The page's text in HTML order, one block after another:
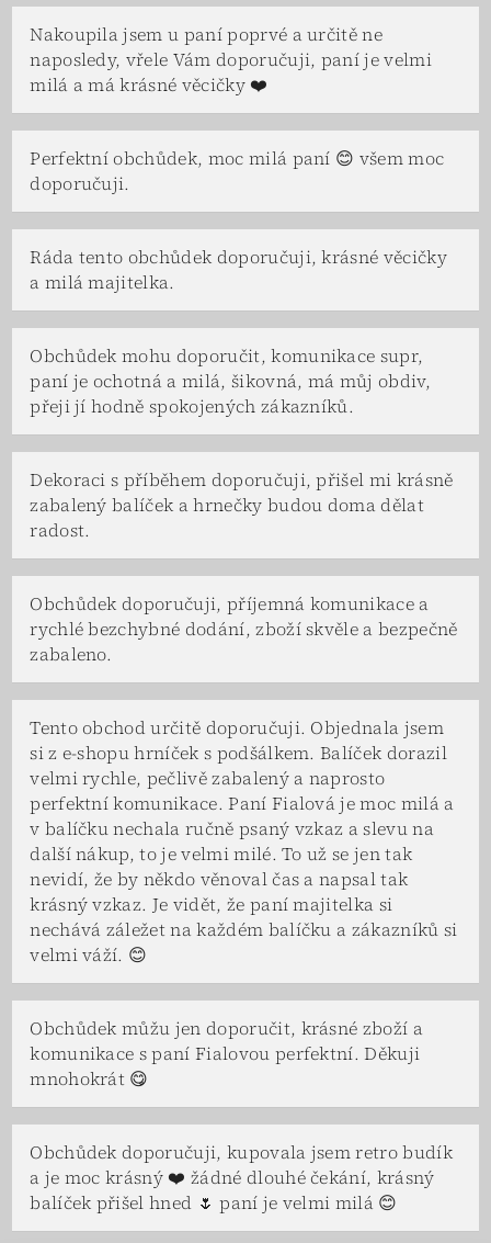
Nakoupila jsem u paní poprvé a určitě ne
naposledy, vřele Vám doporučuji, paní je velmi
milá a má krásné věcičky ❤️
Perfektní obchůdek, moc milá paní 😊 všem moc
doporučuji.
Ráda tento obchůdek doporučuji, krásné věcičky
a milá majitelka.
Obchůdek mohu doporučit, komunikace supr,
paní je ochotná a milá, šikovná, má můj obdiv,
přeji jí hodně spokojených zákazníků.
Dekoraci s příběhem doporučuji, přišel mi krásně
zabalený balíček a hrnečky budou doma dělat
radost.
Obchůdek doporučuji, příjemná komunikace a
rychlé bezchybné dodání, zboží skvěle a bezpečně
zabaleno.
Tento obchod určitě doporučuji. Objednala jsem
si z e-shopu hrníček s podšálkem. Balíček dorazil
velmi rychle, pečlivě zabalený a naprosto
perfektní komunikace. Paní Fialová je moc milá a
v balíčku nechala ručně psaný vzkaz a slevu na
další nákup, to je velmi milé. To už se jen tak
nevidí, že by někdo věnoval čas a napsal tak
krásný vzkaz. Je vidět, že paní majitelka si
nechává záležet na každém balíčku a zákazníků si
velmi váží. 😊
Obchůdek můžu jen doporučit, krásné zboží a
komunikace s paní Fialovou perfektní. Děkuji
mnohokrát 😋
Obchůdek doporučuji, kupovala jsem retro budík
a je moc krásný ❤️ žádné dlouhé čekání, krásný
balíček přišel hned 🌷 paní je velmi milá 😊